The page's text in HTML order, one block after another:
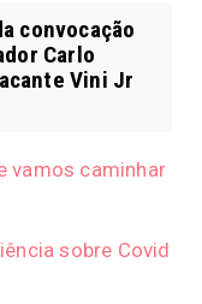
convocação
Carlo
Vini Jr
vamos caminhar
sobre Covid